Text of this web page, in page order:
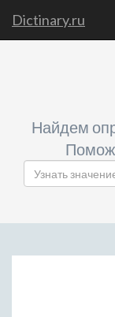
Dictinary.ru
Найдем